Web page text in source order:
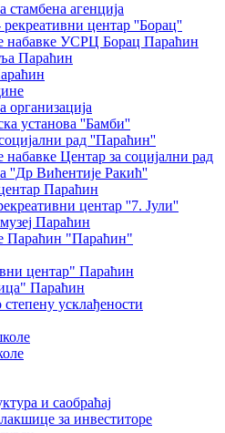
агенцијa
центар ''Борац''
набавке УСРЦ Борац Параћин
Параћин
организација
установа ''Бамби''
рад ''Параћин''
набавке Центар за социјални рад
''Др Вићентије Ракић''
Параћин
центар ''7. Јули''
Параћин
Параћин "Параћин"
центар" Параћин
Параћин
степену усклађености
и саобраћај
за инвеститоре